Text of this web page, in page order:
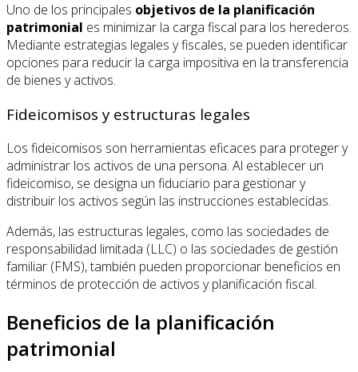
Uno de los principales objetivos de la planificación
patrimonial es minimizar la carga fiscal para los herederos.
Mediante estrategias legales y fiscales, se pueden identificar
opciones para reducir la carga impositiva en la transferencia
de bienes y activos.
Fideicomisos y estructuras legales
Los fideicomisos son herramientas eficaces para proteger y
administrar los activos de una persona. Al establecer un
fideicomiso, se designa un fiduciario para gestionar y
distribuir los activos según las instrucciones establecidas.
Además, las estructuras legales, como las sociedades de
responsabilidad limitada (LLC) o las sociedades de gestión
familiar (FMS), también pueden proporcionar beneficios en
términos de protección de activos y planificación fiscal.
Beneficios de la planificación
patrimonial